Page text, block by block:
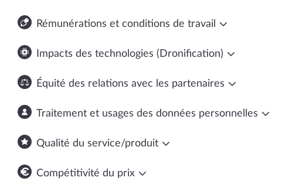
Rémunérations et conditions de travail
Impacts des technologies (Dronification)
Équité des relations avec les partenaires
Traitement et usages des données personnelles
Qualité du service/produit
Compétitivité du prix